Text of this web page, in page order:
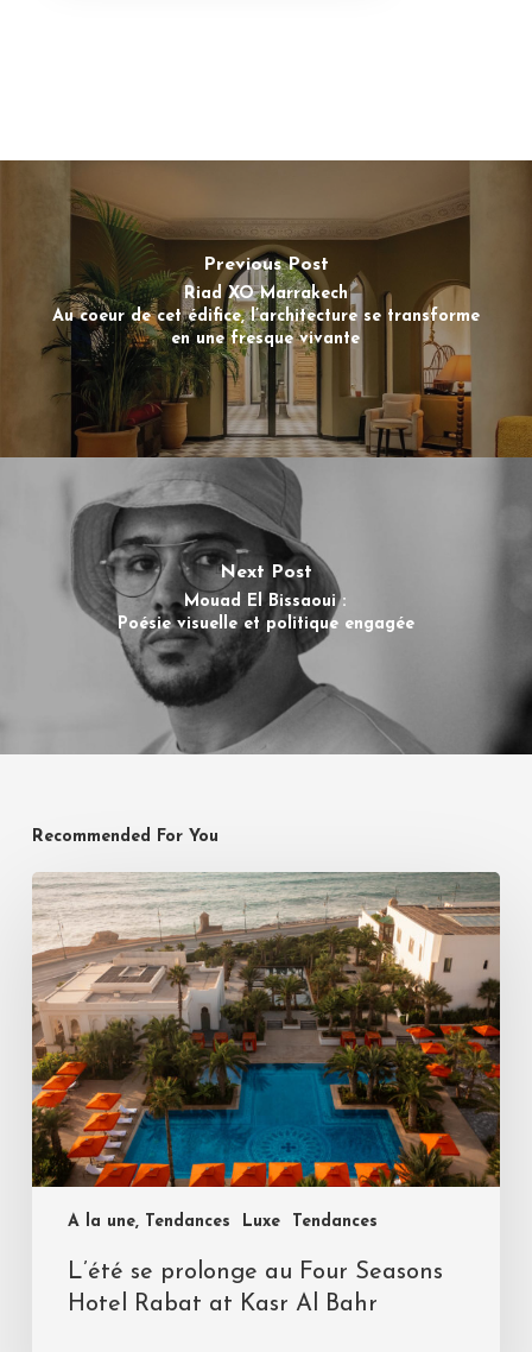
Previous Post
Riad XO Marrakech
Au coeur de cet édifice, l’architecture se transforme
en une fresque vivante
Next Post
Mouad El Bissaoui :
Poésie visuelle et politique engagée
Recommended For You
A la une, Tendances Luxe Tendances
L’été se prolonge au Four Seasons
Hotel Rabat at Kasr Al Bahr